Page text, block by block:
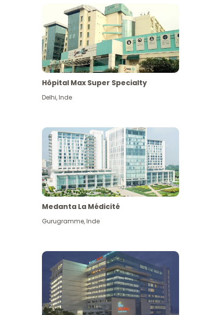
Hôpital Max Super Specialty
Delhi,Inde
Medanta La Médicité
Gurugramme,Inde